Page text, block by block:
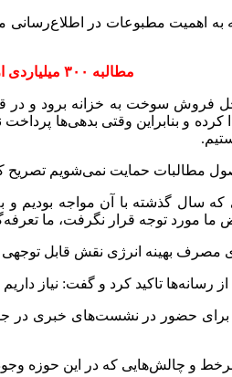
اهمیت مطبوعات در اطلاع‌رسانی
مطالبه ۳۰۰ میلیاردی از مشترکین گاز استان
و بنابراین وقتی بدهی‌ها
مطالبات حمایت نمی‌شویم تصریح
سال گذشته با آن مواجه بودیم و
مورد توجه قرار نگرفت، ما
بهینه انرژی نقش قابل توجهی
تاکید کرد و گفت: نیاز
برای حضور در نشست‌های خبری
و چالش‌هایی که در این حوزه